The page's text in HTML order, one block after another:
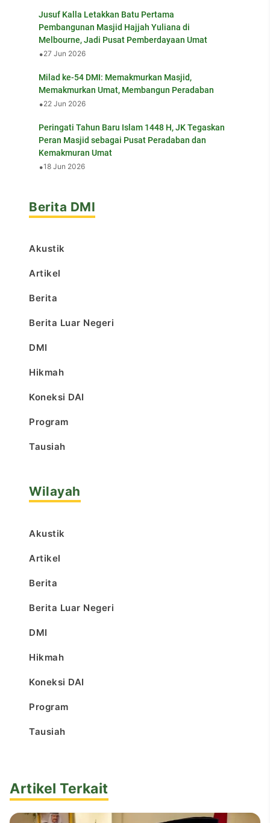
Jusuf Kalla Letakkan Batu Pertama
Pembangunan Masjid Hajjah Yuliana di
Melbourne, Jadi Pusat Pemberdayaan Umat
•27 Jun 2026
Milad ke-54 DMI: Memakmurkan Masjid,
Memakmurkan Umat, Membangun Peradaban
•22 Jun 2026
Peringati Tahun Baru Islam 1448 H, JK Tegaskan
Peran Masjid sebagai Pusat Peradaban dan
Kemakmuran Umat
•18 Jun 2026
Berita DMI
Akustik
Artikel
Berita
Berita Luar Negeri
DMI
Hikmah
Koneksi DAI
Program
Tausiah
Wilayah
Akustik
Artikel
Berita
Berita Luar Negeri
DMI
Hikmah
Koneksi DAI
Program
Tausiah
Artikel Terkait